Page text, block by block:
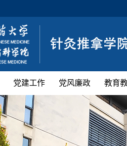
党建工作 党风廉政 教育